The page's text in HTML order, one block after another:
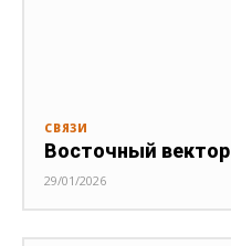
СВЯЗИ
Восточный вектор
29/01/2026